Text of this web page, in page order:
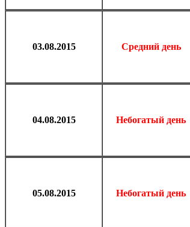
03.08.2015 Средний день
04.08.2015 Небогатый день
05.08.2015 Небогатый день